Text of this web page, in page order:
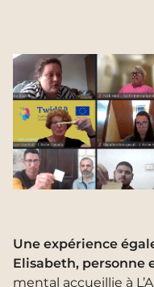
Une expérience
Elisabeth, personne
mental accueillie à